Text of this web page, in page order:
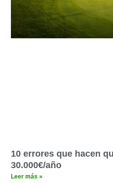
10 errores que hacen
30.000€/año
Leer más »